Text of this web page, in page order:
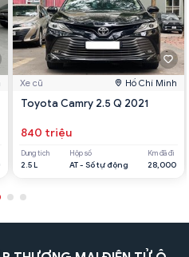
Xe cũ Hồ Chí Minh
Toyota Camry 2.5 Q 2021
840 triệu
Dung tích
2.5 L
Hộp số
AT - Số tự động
Km đã đi
28,000